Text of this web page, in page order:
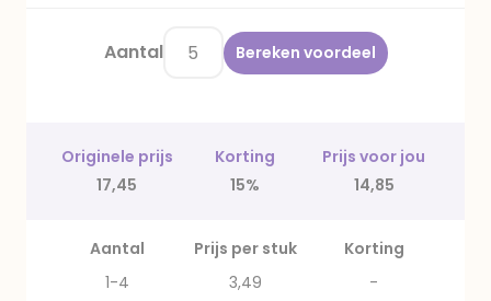
Aantal Bereken voordeel
Originele prijs Korting
Prijs voor jou
17,45
15% 14,85
Aantal Prijs per stuk
Korting
1-4
3,49
-